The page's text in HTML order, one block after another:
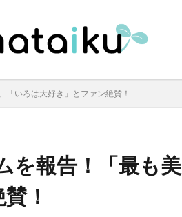
いろは大好き」とファン絶賛！
を報告！「最も美
！